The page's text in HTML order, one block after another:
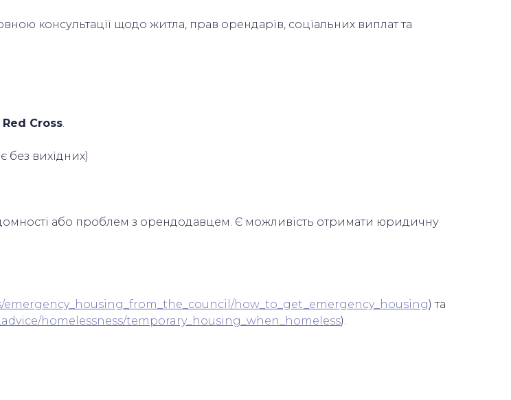
консультації щодо житла, прав орендарів, соціальних виплат та
Cross
без вихідних)
або проблем з орендодавцем. Є можливість отримати юридичну
how_to_get_emergency_housing) та
homelessness/temporary_housing_when_homeless).